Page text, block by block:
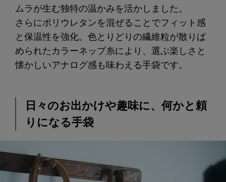
ムラが生む独特の温かみを活かしました。
さらにポリウレタンを混ぜることでフィット感
と保温性を強化。色とりどりの繊維粒が散りば
められたカラーネップ糸により、選ぶ楽しさと
懐かしいアナログ感も味わえる手袋です。
日々のお出かけや趣味に、何かと頼
りになる手袋